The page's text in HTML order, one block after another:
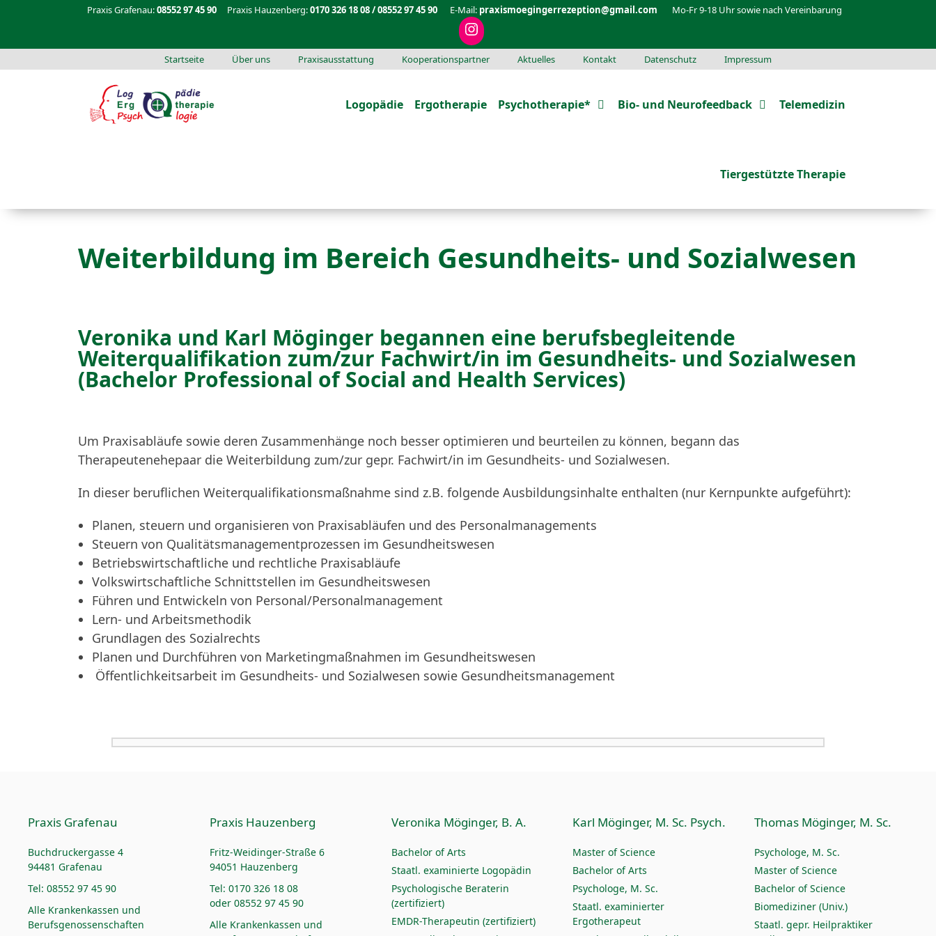
Praxis Grafenau:08552 97 45 90 Praxis Hauzenberg:0170 326 18 08 / 08552 97 45 90 E-Mail: praxismoegingerrezeption@gmail.com Mo-Fr 9-18 Uhr sowie nach Vereinbarung
Startseite Über uns Praxisausstattung Kooperationspartner Aktuelles Kontakt Datenschutz Impressum
Logopädie Ergotherapie Psychotherapie* Bio- und Neurofeedback Telemedizin
Tiergestützte Therapie
Weiterbildung im Bereich Gesundheits- und Sozialwesen
Veronika und Karl Möginger begannen eine berufsbegleitende
Weiterqualifikation zum/zur Fachwirt/in im Gesundheits- und Sozialwesen
(Bachelor Professional of Social and Health Services)
Um Praxisabläufe sowie deren Zusammenhänge noch besser optimieren und beurteilen zu können, begann das
Therapeutenehepaar die Weiterbildung zum/zur gepr. Fachwirt/in im Gesundheits- und Sozialwesen.
In dieser beruflichen Weiterqualifikationsmaßnahme sind z.B. folgende Ausbildungsinhalte enthalten (nur Kernpunkte aufgeführt):
Planen, steuern und organisieren von Praxisabläufen und des Personalmanagements
Steuern von Qualitätsmanagementprozessen im Gesundheitswesen
Betriebswirtschaftliche und rechtliche Praxisabläufe
Volkswirtschaftliche Schnittstellen im Gesundheitswesen
Führen und Entwickeln von Personal/Personalmanagement
Lern- und Arbeitsmethodik
Grundlagen des Sozialrechts
Planen und Durchführen von Marketingmaßnahmen im Gesundheitswesen
Öffentlichkeitsarbeit im Gesundheits- und Sozialwesen sowie Gesundheitsmanagement
Praxis Grafenau
Buchdruckergasse 4
94481 Grafenau
Tel: 08552 97 45 90
Alle Krankenkassen und
Berufsgenossenschaften
Praxis Hauzenberg
Fritz-Weidinger-Straße 6
94051 Hauzenberg
Tel: 0170 326 18 08
oder 08552 97 45 90
Alle Krankenkassen und
Veronika Möginger, B. A.
Bachelor of Arts
Staatl. examinierte Logopädin
Psychologische Beraterin
(zertifiziert)
EMDR-Therapeutin (zertifiziert)
Karl Möginger, M. Sc. Psych.
Master of Science
Bachelor of Arts
Psychologe, M. Sc.
Staatl. examinierter
Ergotherapeut
Thomas Möginger, M. Sc.
Psychologe, M. Sc.
Master of Science
Bachelor of Science
Biomediziner (Univ.)
Staatl. gepr. Heilpraktiker